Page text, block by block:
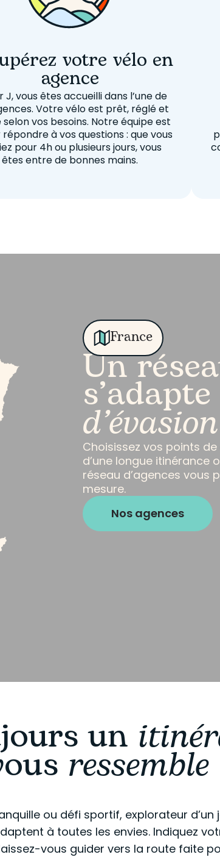
votre vélo en
agence
J, vous êtes accueilli dans l’une de
Votre vélo est prêt, réglé et
selon vos besoins. Notre équipe est
à vos questions : que vous
pour 4h ou plusieurs jours, vous
êtes entre de bonnes mains.
France
Un
d’évasion
Choisissez vos points de
d’une longue itinérance
réseau d’agences vous
mesure.
Nos agences
un
ressemble
ou défi sportif, explorateur d’un
à toutes les envies. Indiquez
vous guider vers la route faite